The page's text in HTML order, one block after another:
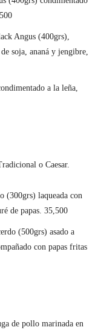
Angus (400grs),
soja, ananá y jengibre,
a la leña,
o Caesar.
laqueada con
de papas. 35,500
(500grs) asado a
con papas fritas
de pollo marinada en